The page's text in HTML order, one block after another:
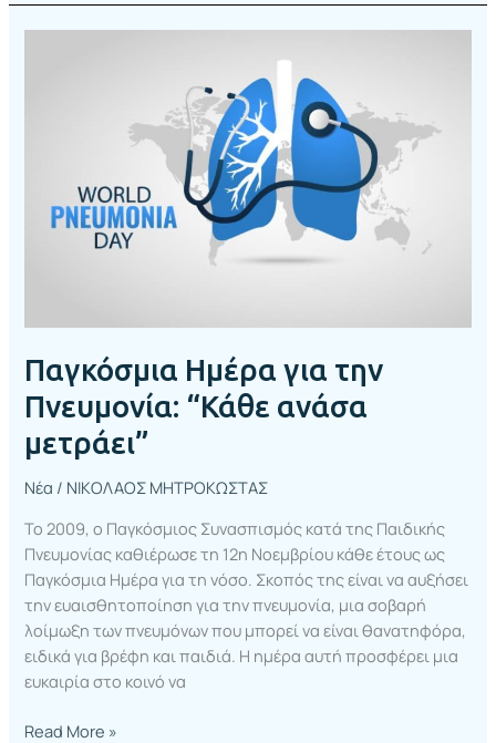
Παγκόσμια Ημέρα για την
Πνευμονία: “Κάθε ανάσα
μετράει”
Νέα / ΝΙΚΟΛΑΟΣ ΜΗΤΡΟΚΩΣΤΑΣ
To 2009, ο Παγκόσμιος Συνασπισμός κατά της Παιδικής
Πνευμονίας καθιέρωσε τη 12η Νοεμβρίου κάθε έτους ως
Παγκόσμια Ημέρα για τη νόσο. Σκοπός της είναι να αυξήσει
την ευαισθητοποίηση για την πνευμονία, μια σοβαρή
λοίμωξη των πνευμόνων που μπορεί να είναι θανατηφόρα,
ειδικά για βρέφη και παιδιά. Η ημέρα αυτή προσφέρει μια
ευκαιρία στο κοινό να
μετράει”
Read More »